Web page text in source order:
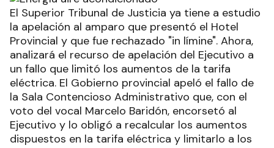
El Superior Tribunal de Justicia ya tiene a estudio
la apelación al amparo que presentó el Hotel
Provincial y que fue rechazado "in límine". Ahora,
analizará el recurso de apelación del Ejecutivo a
un fallo que limitó los aumentos de la tarifa
eléctrica. El Gobierno provincial apeló el fallo de
la Sala Contencioso Administrativo que, con el
voto del vocal Marcelo Baridón, encorsetó al
Ejecutivo y lo obligó a recalcular los aumentos
dispuestos en la tarifa eléctrica y limitarlo a los